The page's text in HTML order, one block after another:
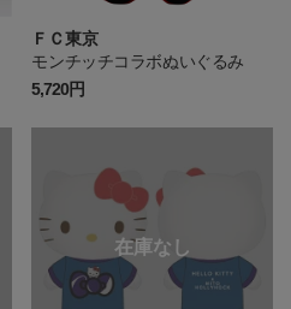
ＦＣ東京
モンチッチコラボぬいぐるみ
5,720円